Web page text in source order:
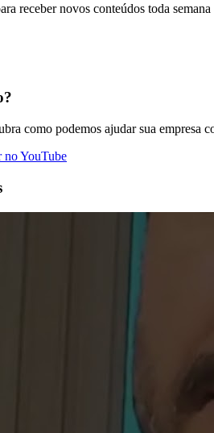
receber novos conteúdos toda semana
como podemos ajudar sua empresa
no YouTube